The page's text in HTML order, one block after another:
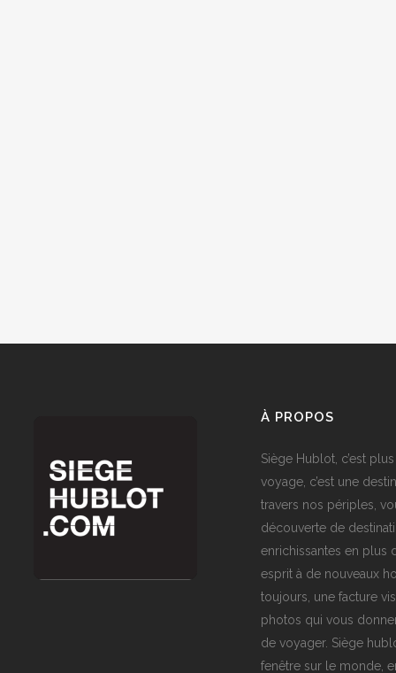
À PROPOS
Siège Hublot, c’est
voyage, c’est une
travers nos périples,
découverte de
enrichissantes en plus
esprit à de nouveaux
toujours, une facture
photos qui vous
de voyager. Siège
fenêtre sur le monde,